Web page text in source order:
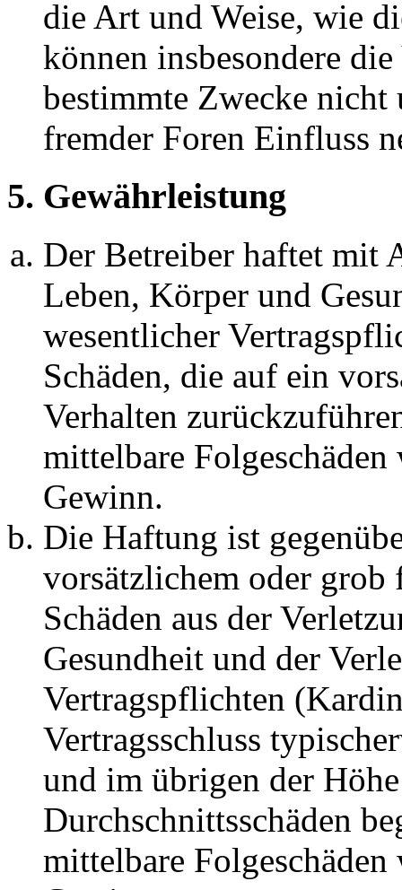
die Art und Weise, wie
können insbesondere
bestimmte Zwecke nicht
fremder Foren Einfluss
5. Gewährleistung
Der Betreiber haftet mit
Leben, Körper und
wesentlicher
Schäden, die auf ein
Verhalten
mittelbare Folgeschäden
Gewinn.
Die Haftung ist
vorsätzlichem oder grob
Schäden aus der
Gesundheit und der
Vertragspflichten
Vertragsschluss
und im übrigen der
Durchschnittsschäden
mittelbare Folgeschäden